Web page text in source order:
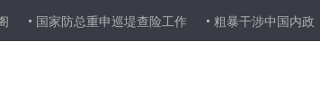
防总重申巡堤查险工作 粗暴干涉中国内政 严重损